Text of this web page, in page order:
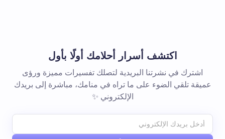
اكتشف أسرار أحلامك أولًا بأول
اشترك في نشرتنا البريدية لتصلك تفسيرات مميزة ورؤى
عميقة تلقي الضوء على ما تراه في منامك، مباشرة إلى بريدك
الإلكتروني ✨